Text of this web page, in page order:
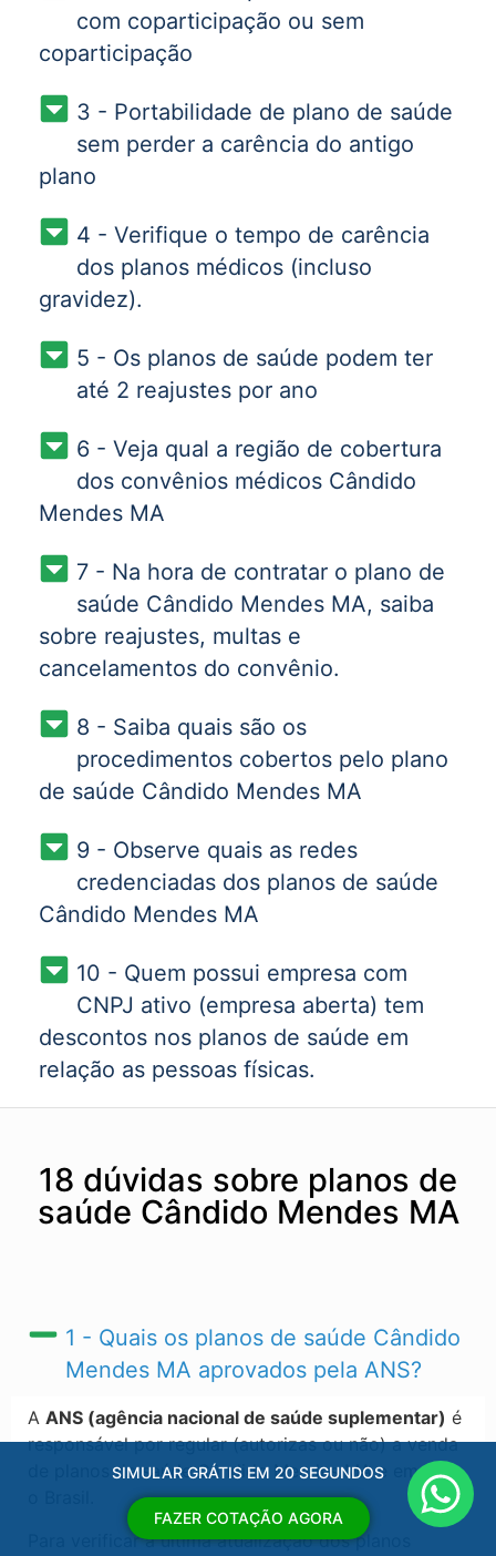
com coparticipação ou sem
coparticipação
3 - Portabilidade de plano de saúde
sem perder a carência do antigo
plano
4 - Verifique o tempo de carência
dos planos médicos (incluso
gravidez).
5 - Os planos de saúde podem ter
até 2 reajustes por ano
6 - Veja qual a região de cobertura
dos convênios médicos Cândido
Mendes MA
7 - Na hora de contratar o plano de
saúde Cândido Mendes MA, saiba
sobre reajustes, multas e
cancelamentos do convênio.
8 - Saiba quais são os
procedimentos cobertos pelo plano
de saúde Cândido Mendes MA
9 - Observe quais as redes
credenciadas dos planos de saúde
Cândido Mendes MA
10 - Quem possui empresa com
CNPJ ativo (empresa aberta) tem
descontos nos planos de saúde em
relação as pessoas físicas.
18 dúvidas sobre planos de
saúde Cândido Mendes MA
1 - Quais os planos de saúde Cândido
Mendes MA​ aprovados pela ANS?
A ANS (agência nacional de saúde suplementar) é
responsável por regular (autorizas ou não) a venda
de planos de saúde Cândido Mendes MA​ e em todo
Para verificar a ultima atualização dos planos
SIMULAR GRÁTIS EM 20 SEGUNDOS
FAZER COTAÇÃO AGORA